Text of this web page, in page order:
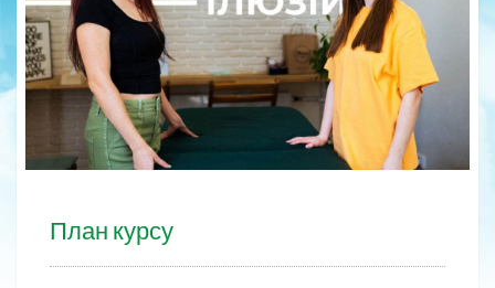
І
Й
(
О
А
К
План курсу